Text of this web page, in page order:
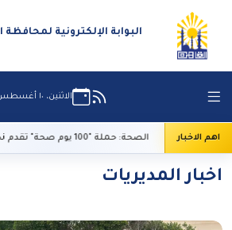
البوابة الإلكترونية لمحافظة
الاثنين، ١٠ أغسطس ٢٠٢٦
اهم الاخبار الصحة: حملة "100 يوم صحة" تقدم نحو 11 مليون خدمة مجانية
اخبار المديريات